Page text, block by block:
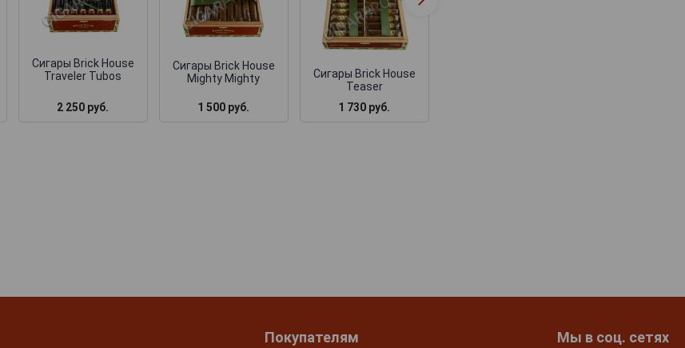
Сигары Brick House
Traveler Tubos
2 250 руб.
Сигары Brick House
Mighty Mighty
1 500 руб.
Сигары Brick House
Teaser
1 730 руб.
Покупателям Мы в соц. сетях